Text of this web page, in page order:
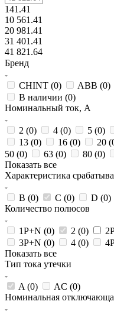
141.41
10 561.41
20 981.41
31 401.41
41 821.64
Бренд
CHINT (0) ABB (0)
В наличии (0)
Номинальный ток, А
2 (0) 4 (0) 5 (0)
13 (0) 16 (0) 20 (
50 (0) 63 (0) 80 (0)
Показать все
Характеристика
B (0) C (0) D (0)
Количество полюсов
1P+N (0) 2 (0)
3P+N (0) 4 (0)
Показать все
Тип тока утечки
A (0) AC (0)
Номинальная